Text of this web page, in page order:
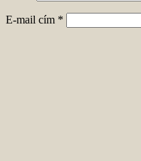
E-mail cím *